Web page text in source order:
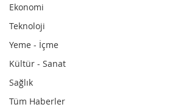
Ekonomi
Teknoloji
Yeme - İçme
Kültür - Sanat
Sağlık
Tüm Haberler